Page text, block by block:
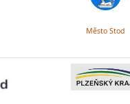
Město Stod